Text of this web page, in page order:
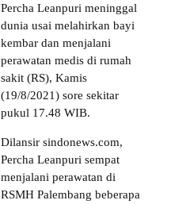
Percha Leanpuri meninggal
dunia usai melahirkan bayi
kembar dan menjalani
perawatan medis di rumah
sakit (RS), Kamis
(19/8/2021) sore sekitar
pukul 17.48 WIB.
Dilansir sindonews.com,
Percha Leanpuri sempat
menjalani perawatan di
RSMH Palembang beberapa